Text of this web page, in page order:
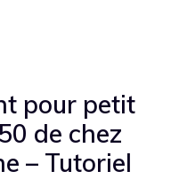
pour petit
de chez
– Tutoriel